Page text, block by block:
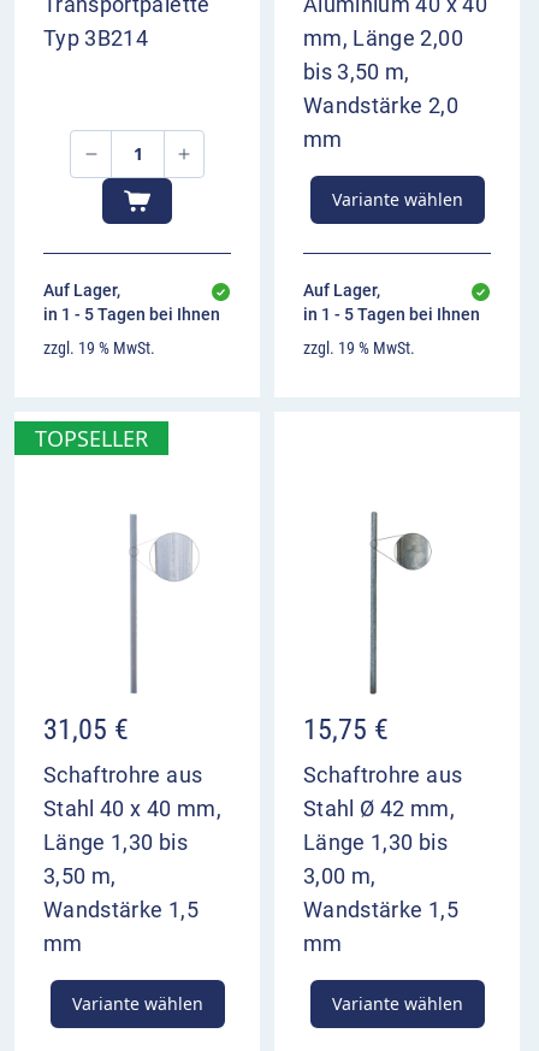
Typ 3B214
Auf Lager,
in 1 - 5 Tagen bei Ihnen
zzgl. 19 % MwSt.
mm, Länge 2,00
bis 3,50 m,
Wandstärke 2,0
mm
Variante wählen
Auf Lager,
in 1 - 5 Tagen bei Ihnen
zzgl. 19 % MwSt.
TOPSELLER
31,05 €
Schaftrohre aus
Stahl 40 x 40 mm,
Länge 1,30 bis
3,50 m,
Wandstärke 1,5
mm
Variante wählen
15,75 €
Schaftrohre aus
Stahl Ø 42 mm,
Länge 1,30 bis
3,00 m,
Wandstärke 1,5
mm
Variante wählen